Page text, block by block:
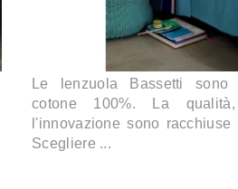
Le lenzuola Bassetti sono
cotone 100%. La
l'innovazione sono
Scegliere ...